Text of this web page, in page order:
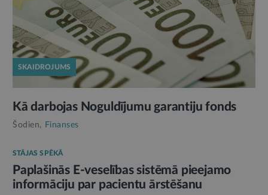
SKAIDROJUMS
Kā darbojas Noguldījumu garantiju fonds
Šodien, Finanses
STĀJAS SPĒKĀ
Paplašinās E-veselības sistēmā pieejamo
informāciju par pacientu ārstēšanu